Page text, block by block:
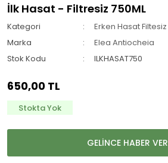
İlk Hasat - Filtresiz 750ML
Kategori Erken Hasat Filtesiz
Marka
Elea Antiocheia
Stok Kodu
ILKHASAT750
650,00 TL
Stokta Yok
GELİNCE HABER VER